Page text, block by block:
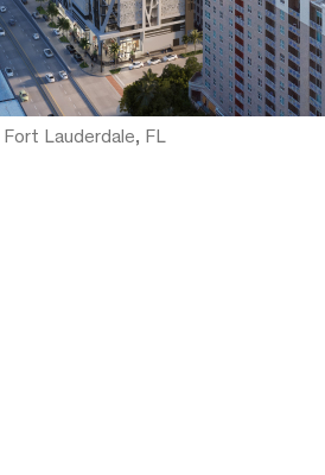
Lauderdale, FL